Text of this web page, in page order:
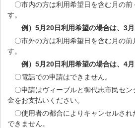
〇市内の方は利用希望日を含む月の前
す。
例）5月20日利用希望の場合は、3月
〇市外の方は利用希望日を含む月の前
す。
例）5月20日利用希望の場合は、4月
〇電話での申請はできません。
〇申請はヴィーブルと御代志市民セン
金をお支払いください。
〇使用者の都合によりキャンセルされ
できません。